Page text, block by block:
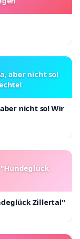
aber nicht so!
nicht so! Wir
Zillertal"